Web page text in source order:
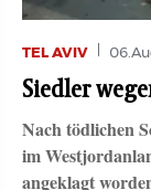
TEL AVIV
Siedler
Nach tödlichen
im
angeklagt